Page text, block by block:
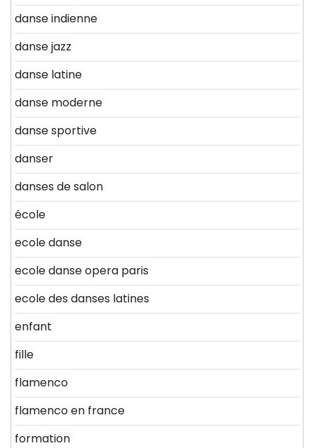
danse indienne
danse jazz
danse latine
danse moderne
danse sportive
danser
danses de salon
école
ecole danse
ecole danse opera paris
ecole des danses latines
enfant
fille
flamenco
flamenco en france
formation